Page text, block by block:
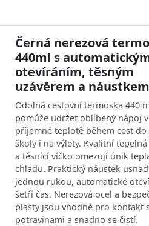
Černá nerezová
440ml s
otevíráním, těsným
uzávěrem a náustkem
Odolná cestovní termoska 440
pomůže udržet oblíbený nápoj v
příjemné teplotě během cest do
školy i na výlety. Kvalitní
a těsnící víčko omezují únik
chladu. Praktický náustek
jednou rukou, automatické
šetří čas. Nerezová ocel a
plasty jsou vhodné pro kontakt
potravinami a snadno se čistí.